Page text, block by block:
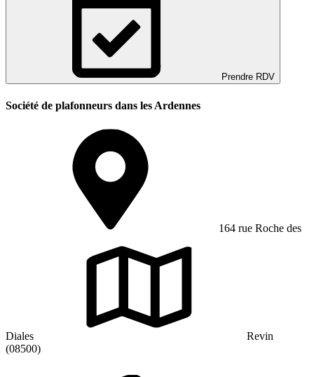
Prendre RDV
Société de plafonneurs dans les Ardennes
164 rue Roche des
Diales
Revin
(08500)